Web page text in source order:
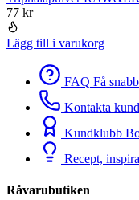
77 kr
Lägg till i varukorg
FAQ Få
Kontakta
Kundklubb
Recept,
Råvarubutiken